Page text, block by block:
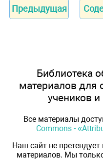
Предыдущая
Библиотека
материалов для
учеников и
Все материалы
Commons -
Наш сайт не
материалов. Мы